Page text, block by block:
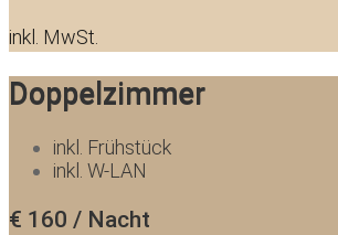
inkl. MwSt.
Doppelzimmer
inkl. Frühstück
inkl. W-LAN
€ 1 60 / Nacht